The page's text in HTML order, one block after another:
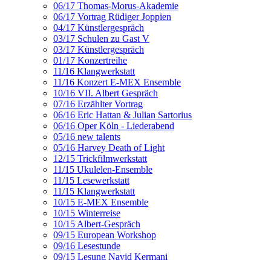
06/17 Thomas-Morus-Akademie
06/17 Vortrag Rüdiger Joppien
04/17 Künstlergespräch
03/17 Schulen zu Gast V
03/17 Künstlergespräch
01/17 Konzertreihe
11/16 Klangwerkstatt
11/16 Konzert E-MEX Ensemble
10/16 VII. Albert Gespräch
07/16 Erzählter Vortrag
06/16 Eric Hattan & Julian Sartorius
06/16 Oper Köln - Liederabend
05/16 new talents
05/16 Harvey Death of Light
12/15 Trickfilmwerkstatt
11/15 Ukulelen-Ensemble
11/15 Lesewerkstatt
11/15 Klangwerkstatt
10/15 E-MEX Ensemble
10/15 Winterreise
10/15 Albert-Gespräch
09/15 European Workshop
09/16 Lesestunde
09/15 Lesung Navid Kermani